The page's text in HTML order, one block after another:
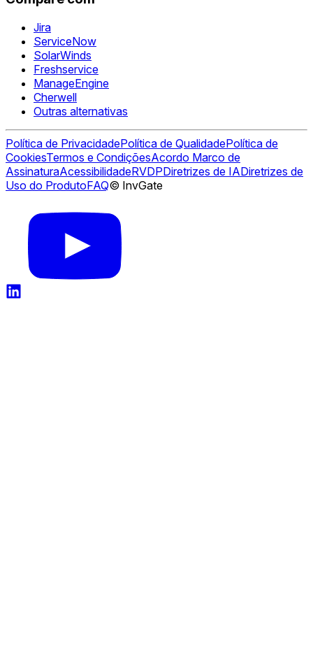
Jira
ServiceNow
SolarWinds
Freshservice
ManageEngine
Cherwell
Outras alternativas
Política de PrivacidadePolítica de QualidadePolítica de
CookiesTermos e CondiçõesAcordo Marco de
AssinaturaAcessibilidadeRVDPDiretrizes de IADiretrizes de
Uso do ProdutoFAQ© InvGate